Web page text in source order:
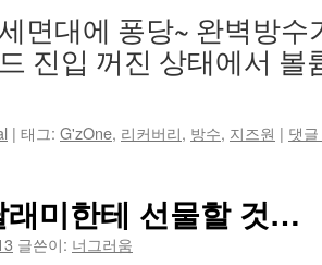
면대에 퐁당~ 완벽방
진입 꺼진 상태에서 볼
| 태그: G'zOne, 리커버리, 방수, 지즈원 | 댓
래미한테 선물할 것…
글쓴이: 너그러움